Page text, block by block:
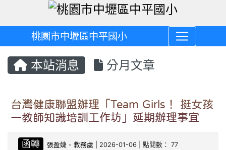
桃園市中壢區中平國小
本站消息 分月文章
台灣健康聯盟辦理「Team Girls！ 挺女孩
一教師知識培訓工作坊」延期辦理事宜
函轉 張盈婕 -教務處 | 2026-01-06 | 點閱數： 77